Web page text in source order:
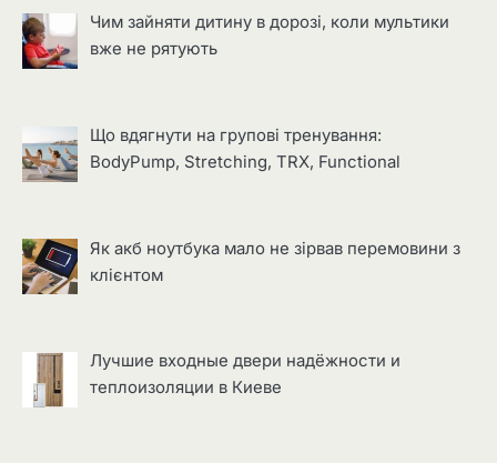
Чим зайняти дитину в дорозі, коли мультики
вже не рятують
Що вдягнути на групові тренування:
BodyPump, Stretching, TRX, Functional
Як акб ноутбука мало не зірвав перемовини з
клієнтом
Лучшие входные двери надёжности и
теплоизоляции в Киеве